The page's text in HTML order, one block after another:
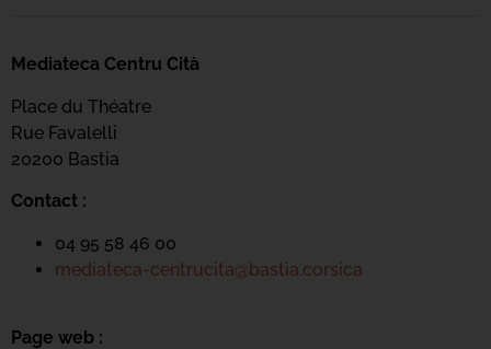
Mediateca Centru Cità
Place du Théatre
Rue Favalelli
20200 Bastia
Contact :
04 95 58 46 00
mediateca-centrucita@bastia.corsica
Page web :